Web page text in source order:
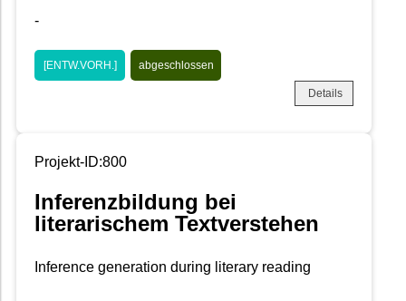
-
[ENTW.VORH.] abgeschlossen
Details
Projekt-ID:800
Inferenzbildung bei
literarischem Textverstehen
Inference generation during literary reading